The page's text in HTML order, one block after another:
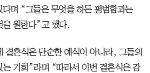
다며 “그들은 무엇을 하든 평범함과는
을 원한다”고 했다.
결혼식은 단순한 예식이 아니라, 그들의
는 기회”라며 “따라서 이번 결혼식은 감